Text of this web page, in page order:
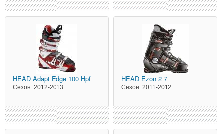
HEAD Adapt Edge 100 Hpf
Сезон: 2012-2013
HEAD Ezon 2 7
Сезон: 2011-2012